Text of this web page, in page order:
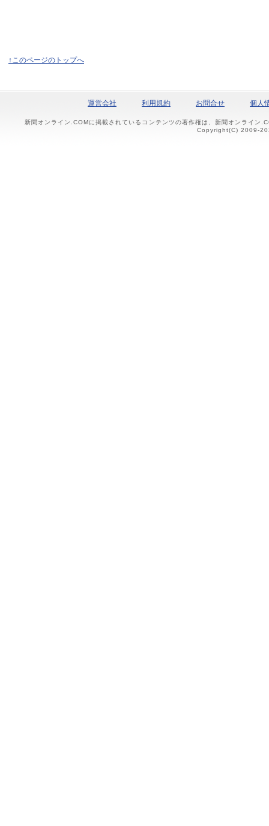
↑このページのトップへ
運営会社 利用規約 お問合せ 個人
新聞オンライン.COMに掲載されているコンテンツの著作権は、新聞オンライン
Copyright(C) 2009-